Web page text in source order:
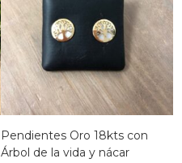
Pendientes Oro 18kts con
Árbol de la vida y nácar